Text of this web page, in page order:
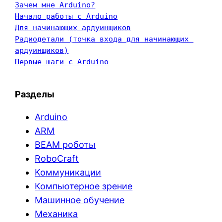
Зачем мне Arduino?
Начало работы с Arduino
Для начинающих ардуинщиков
Радиодетали (точка входа для начинающих
ардуинщиков)
Первые шаги с Arduino
Разделы
Arduino
ARM
BEAM роботы
RoboCraft
Коммуникации
Компьютерное зрение
Машинное обучение
Механика